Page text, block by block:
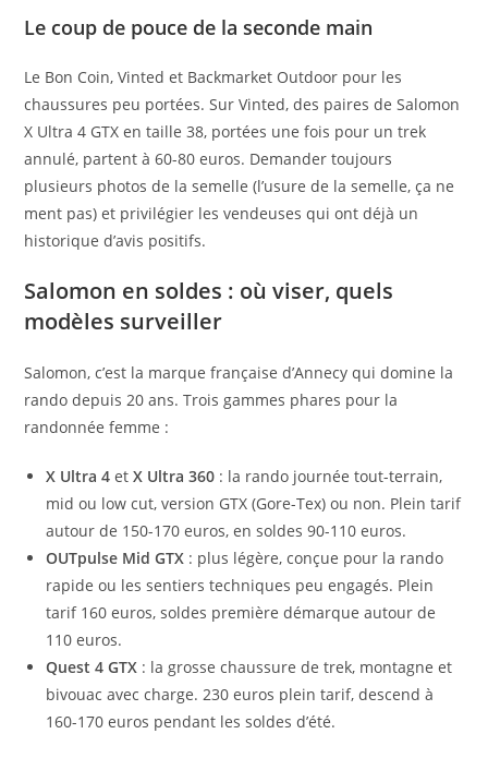
Le coup de pouce de la seconde main
Le Bon Coin, Vinted et Backmarket Outdoor pour les
chaussures peu portées. Sur Vinted, des paires de Salomon
X Ultra 4 GTX en taille 38, portées une fois pour un trek
annulé, partent à 60-80 euros. Demander toujours
plusieurs photos de la semelle (l’usure de la semelle, ça ne
ment pas) et privilégier les vendeuses qui ont déjà un
historique d’avis positifs.
Salomon en soldes : où viser, quels
modèles surveiller
Salomon, c’est la marque française d’Annecy qui domine la
rando depuis 20 ans. Trois gammes phares pour la
randonnée femme :
X Ultra 4 etX Ultra 360 : la rando journée tout-terrain,
mid ou low cut, version GTX (Gore-Tex) ou non. Plein tarif
autour de 150-170 euros, en soldes 90-110 euros.
OUTpulse Mid GTX : plus légère, conçue pour la rando
rapide ou les sentiers techniques peu engagés. Plein
tarif 160 euros, soldes première démarque autour de
110 euros.
Quest 4 GTX : la grosse chaussure de trek, montagne et
bivouac avec charge. 230 euros plein tarif, descend à
160-170 euros pendant les soldes d’été.